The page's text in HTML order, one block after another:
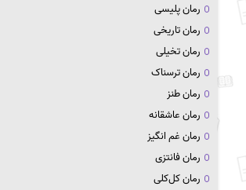
رمان پلیسی
رمان تاریخی
رمان تخیلی
رمان ترسناک
رمان طنز
رمان عاشقانه
رمان غم انگیز
رمان فانتزی
رمان کل‌کلی